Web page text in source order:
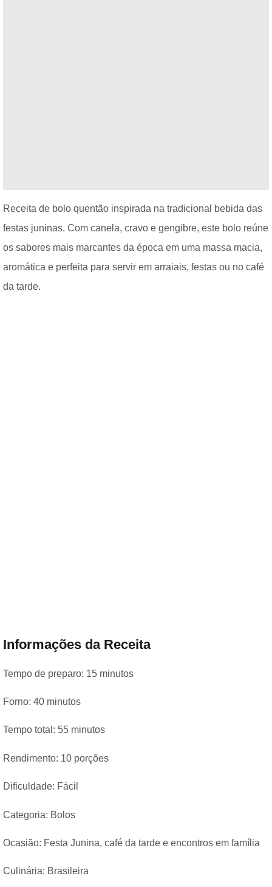
Receita de bolo quentão inspirada na tradicional bebida das
festas juninas. Com canela, cravo e gengibre, este bolo reúne
os sabores mais marcantes da época em uma massa macia,
aromática e perfeita para servir em arraiais, festas ou no café
da tarde.
Informações da Receita
Tempo de preparo: 15 minutos
Forno: 40 minutos
Tempo total: 55 minutos
Rendimento: 10 porções
Dificuldade: Fácil
Categoria: Bolos
Ocasião: Festa Junina, café da tarde e encontros em família
Culinária: Brasileira